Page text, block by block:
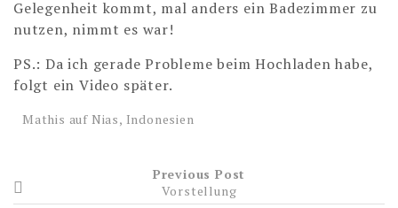
Gelegenheit kommt, mal anders ein Badezimmer zu
nutzen, nimmt es war!
PS.: Da ich gerade Probleme beim Hochladen habe,
folgt ein Video später.
Mathis auf Nias, Indonesien
Previous Post
Vorstellung